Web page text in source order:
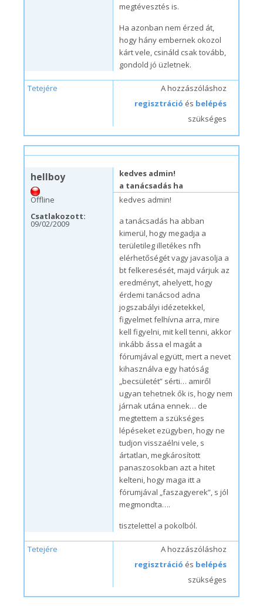
megtévesztés is.
Ha azonban nem érzed át,
hogy hány embernek okozol
kárt vele, csináld csak tovább,
gondold jó üzletnek.
Tetejére
A hozzászóláshoz
regisztráció és belépés
szükséges
hellboy
Offline
Csatlakozott:
09/02/2009
kedves admin!
a tanácsadás ha
kedves admin!
a tanácsadás ha abban
kimerül, hogy megadja a
területileg illetékes nfh
elérhetőségét vagy javasolja a
bt felkeresését, majd várjuk az
eredményt, ahelyett, hogy
érdemi tanácsod adna
jogszabályi idézetekkel,
figyelmet felhívna arra, mire
kell figyelni, mit kell tenni, akkor
inkább ássa el magát a
fórumjával együtt, mert a nevet
kihasználva egy hatóság
„becsületét” sérti… amiről
ugyan tehetnek ők is, hogy nem
járnak utána ennek… de
megtettem a szükséges
lépéseket ezügyben, hogy ne
tudjon visszaélni vele, s
ártatlan, megkárosított
panaszosokban azt a hitet
kelteni, hogy maga itt a
fórumjával „faszagyerek”, s jól
megmondta….
tisztelettel a pokolból.
Tetejére
A hozzászóláshoz
regisztráció és belépés
szükséges